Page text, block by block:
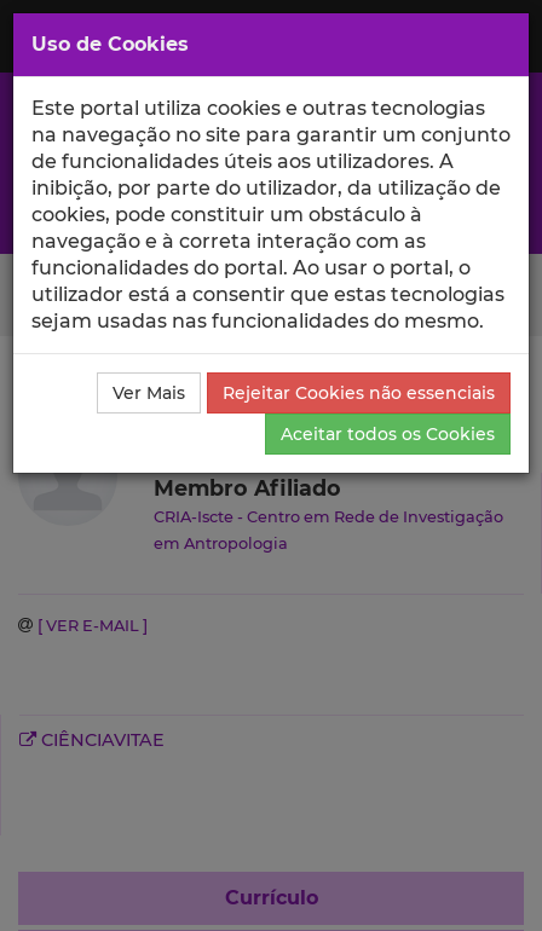
Saltar
para
Conteúdo
Principal
A excelência da investigação e ciência no Iscte
Search Button
Ciência_Iscte Autores Ana Santos Currículo
Ana Santos
Membro Afiliado
CRIA-Iscte - Centro em Rede de Investigação
em Antropologia
[ VER E-MAIL ]
CIÊNCIAVITAE
Currículo
Uso de Cookies
Este portal utiliza cookies e outras tecnologias
na navegação no site para garantir um conjunto
de funcionalidades úteis aos utilizadores. A
inibição, por parte do utilizador, da utilização de
cookies, pode constituir um obstáculo à
navegação e à correta interação com as
funcionalidades do portal. Ao usar o portal, o
utilizador está a consentir que estas tecnologias
sejam usadas nas funcionalidades do mesmo.
Ver Mais
Rejeitar Cookies não essenciais
Aceitar todos os Cookies